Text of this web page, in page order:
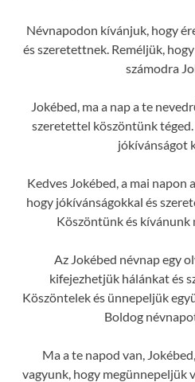
Névnapodon kívánjuk, hogy
és szeretettnek. Reméljük,
számodra
Jokébed, ma a nap a te
szeretettel köszöntünk
jókívánságot
Kedves Jokébed, a mai napon
hogy jókívánságokkal és
Köszöntünk és kívánunk
Az Jokébed névnap egy
kifejezhetjük hálánkat és
Köszöntelek és ünnepeljük
Boldog
Ma a te napod van,
vagyunk, hogy megünnepeljük